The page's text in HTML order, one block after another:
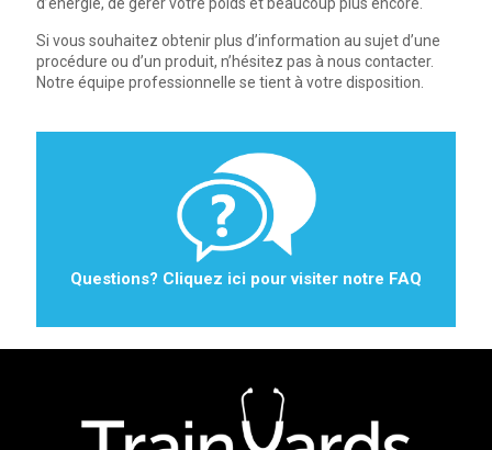
Si vous souhaitez obtenir plus d’information au sujet d’une
procédure ou d’un produit, n’hésitez pas à nous contacter.
Notre équipe professionnelle se tient à votre disposition.
Questions? Cliquez ici pour visiter notre FAQ